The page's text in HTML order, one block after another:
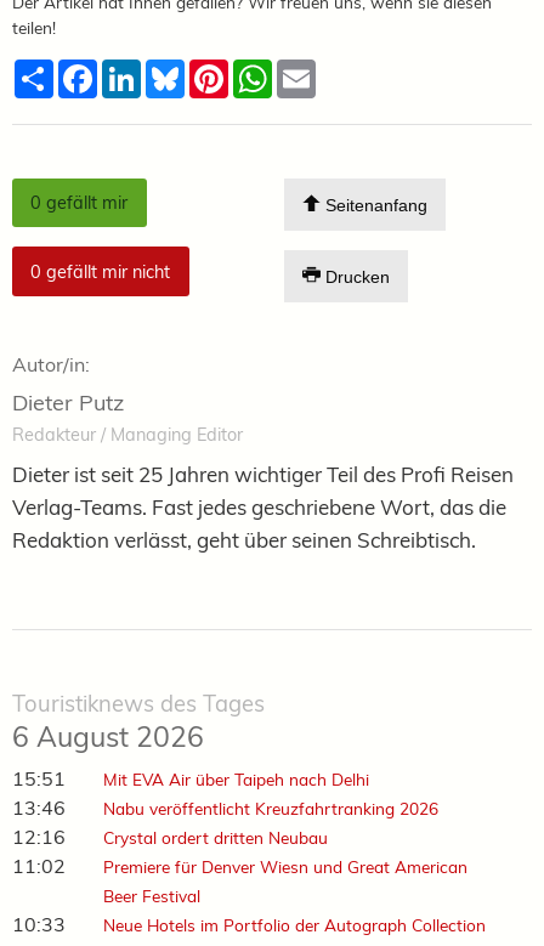
teilen!
TeilenFacebook
LinkedInBlueskyPinterestWhatsApp
0 gefällt mir
0 gefällt mir nicht
Seitenanfang
Drucken
Autor/in:
Dieter Putz
Redakteur / Managing Editor
Dieter ist seit 25 Jahren wichtiger Teil des Profi Reisen
Verlag-Teams. Fast jedes geschriebene Wort, das die
Redaktion verlässt, geht über seinen Schreibtisch.
Touristiknews des Tages
6 August 2026
15:51 Mit EVA Air über Taipeh nach Delhi
13:46 Nabu veröffentlicht Kreuzfahrtranking 2026
12:16 Crystal ordert dritten Neubau
11:02
Premiere für Denver Wiesn und Great American
Beer Festival
10:33 Neue Hotels im Portfolio der Autograph Collection